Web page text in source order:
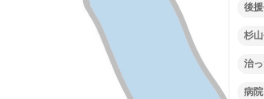
後
杉
治
病院